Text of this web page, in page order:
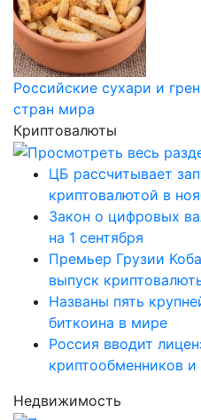
Российские сухари и
стран мира
Криптовалюты
ЦБ рассчитывает
криптовалютой в
Закон о цифровых
на 1 сентября
Премьер Грузии
выпуск
Названы пять
биткоина в мире
Россия вводит
криптообменников
Недвижимость